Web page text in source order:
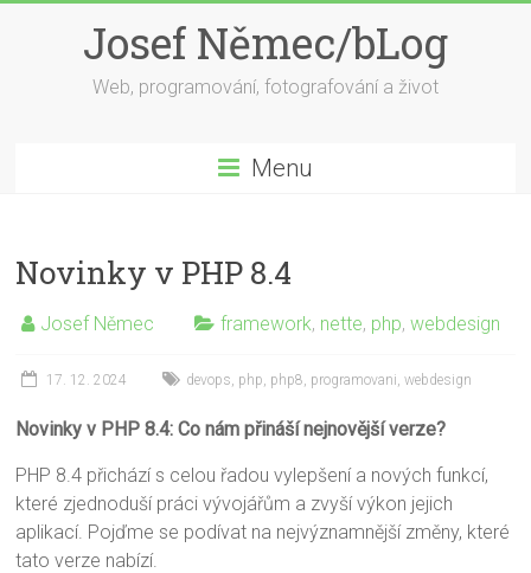
Josef Němec/bLog
Web, programování, fotografování a život
Menu
Novinky v PHP 8.4
Josef Němec framework, nette, php,webdesign
17. 12. 2024 devops, php, php8, programovani,webdesign
Novinky v PHP 8.4: Co nám přináší nejnovější verze?
PHP 8.4 přichází s celou řadou vylepšení a nových funkcí,
které zjednoduší práci vývojářům a zvyší výkon jejich
aplikací. Pojďme se podívat na nejvýznamnější změny, které
tato verze nabízí.